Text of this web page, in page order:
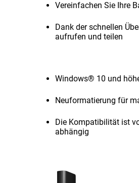
Vereinfachen Sie Ihre
Dank der schnellen
aufrufen und teilen
Windows® 10 und
Neuformatierung für
Die Kompatibilität ist
abhängig